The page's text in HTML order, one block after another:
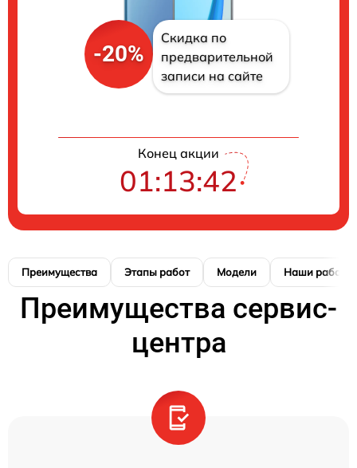
-20%
Скидка по
предварительной
записи на сайте
Конец акции
01:13:42
Преимущества Этапы работ Модели Наши работы
Преимущества сервис-
центра